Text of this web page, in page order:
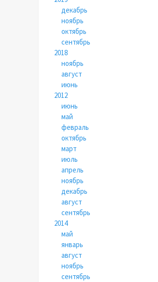
декабрь
ноябрь
октябрь
сентябрь
2018
ноябрь
август
июнь
2012
июнь
май
февраль
октябрь
март
июль
апрель
ноябрь
декабрь
август
сентябрь
2014
май
январь
август
ноябрь
сентябрь